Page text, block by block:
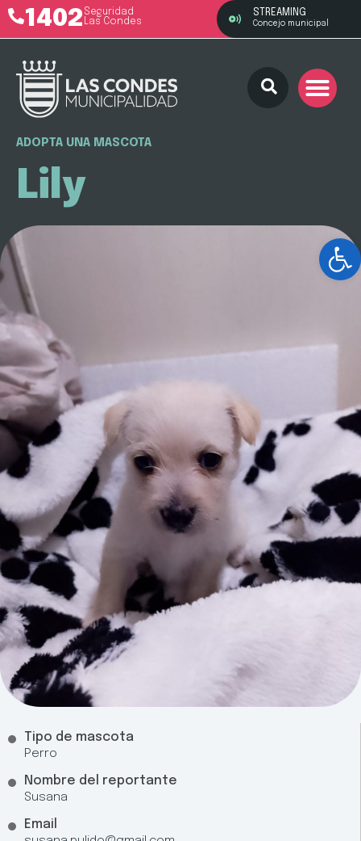
1402 Seguridad
Las Condes
STREAMING
Concejo municipal
ADOPTA UNA MASCOTA
Lily
Tipo de mascota
Perro
Nombre del reportante
Susana
Email